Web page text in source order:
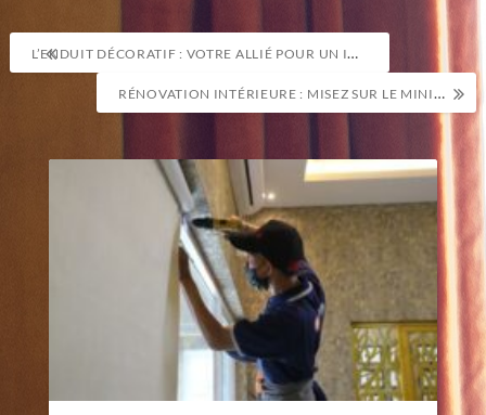
Navigation
de
l’article
L’ENDUIT DÉCORATIF : VOTRE ALLIÉ POUR UN INTÉRIEUR UNIQUE
RÉNOVATION INTÉRIEURE : MISEZ SUR LE MINIMALISME ET LA LUMIÈRE